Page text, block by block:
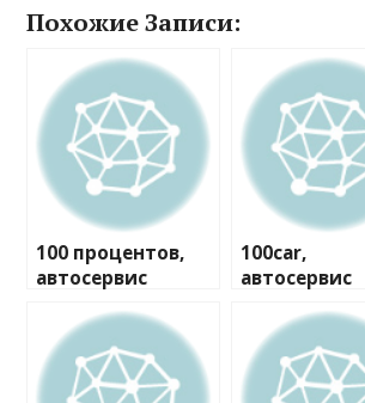
Похожие Записи:
100 процентов,
автосервис
100car,
автосервис